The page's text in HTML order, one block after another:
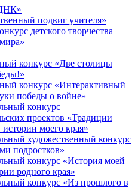
подвиг учителя»
детского творчества
конкурс «Две столицы
конкурс «Интерактивный
победы о войне»
конкурс
проектов «Традиции
моего края»
художественный конкурс
подростков»
конкурс «История моей
родного края»
конкурс «Из прошлого в